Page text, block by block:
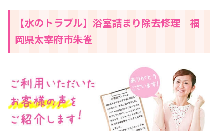
【水のトラブル】浴室詰まり除去修理 福
岡県太宰府市朱雀